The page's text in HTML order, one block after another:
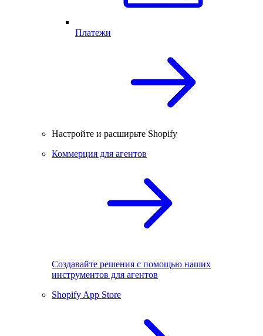
Платежи
Настройте и расширьте Shopify
Коммерция для агентов
Создавайте решения с помощью наших
инструментов для агентов
Shopify App Store